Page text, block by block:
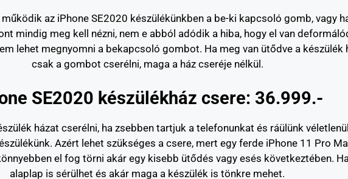
az iPhone SE2020 készülékünkben a be-ki kapcsoló gomb, vagy
mindig meg kell nézni, nem e abból adódik a hiba, hogy el van
lehet megnyomni a bekapcsoló gombot. Ha meg van ütődve a készülék
csak a gombot cserélni, maga a ház cseréje nélkül.
SE2020 készülékház csere: 36.999.-
házat cserélni, ha zsebben tartjuk a telefonunkat és ráülünk
Azért lehet szükséges a csere, mert egy ferde iPhone 11 Pro
el fog törni akár egy kisebb ütődés vagy esés következtében.
alaplap is sérülhet és akár maga a készülék is tönkre mehet.